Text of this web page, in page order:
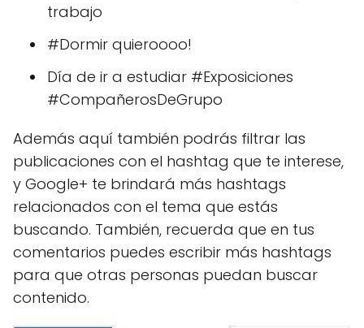
trabajo
#Dormir quieroooo!
Día de ir a estudiar #Exposiciones
#CompañerosDeGrupo
Además aquí también podrás filtrar las
publicaciones con el hashtag que te interese,
y Google+ te brindará más hashtags
relacionados con el tema que estás
buscando. También, recuerda que en tus
comentarios puedes escribir más hashtags
para que otras personas puedan buscar
contenido.